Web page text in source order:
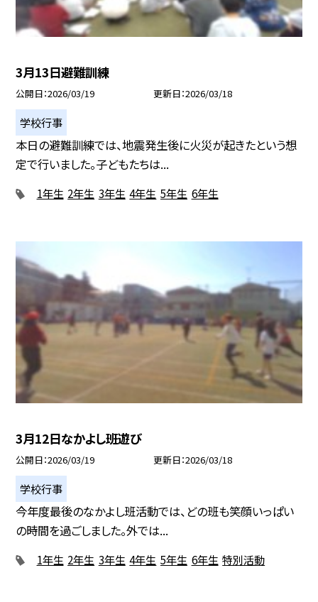
3月13日避難訓練
公開日 2026/03/19 更新日 2026/03/18
学校行事
本日の避難訓練では、地震発生後に火災が起きたという想
定で行いました。子どもたちは...
1年生 2年生 3年生 4年生 5年生 6年生
3月12日なかよし班遊び
公開日 2026/03/19 更新日 2026/03/18
学校行事
今年度最後のなかよし班活動では、どの班も笑顔いっぱい
の時間を過ごしました。外では...
1年生 2年生 3年生 4年生 5年生 6年生 特別活動